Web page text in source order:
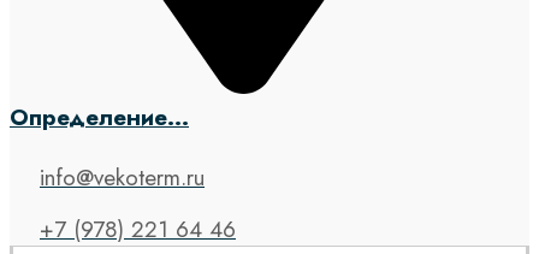
Определение...
info@vekoterm.ru
+7 (978) 221 64 46